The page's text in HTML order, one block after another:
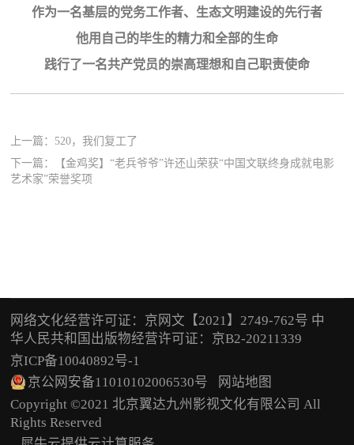
作为一名基层的党务工作者、生态文明建设的先行者
他用自己的毕生的精力和全部的生命
践行了一名共产党员的崇高理想和自己职责使命
上一篇： 520，我们复工了
下一篇：
【金鸡奖】“老兵爷爷”许还山荣获“中国文联终身成就电影
艺术家”荣誉奖项
网络文化经营许可证：京网文【2021】2749-762号 中
华人民共和国出版物经营许可证：京B2-20211339
京ICP备10040892号-1
京公网安备11010102006530号
网站地图
Copyright ©2021 北京翼达九州影视文化有限公司 All
Rights Reserved